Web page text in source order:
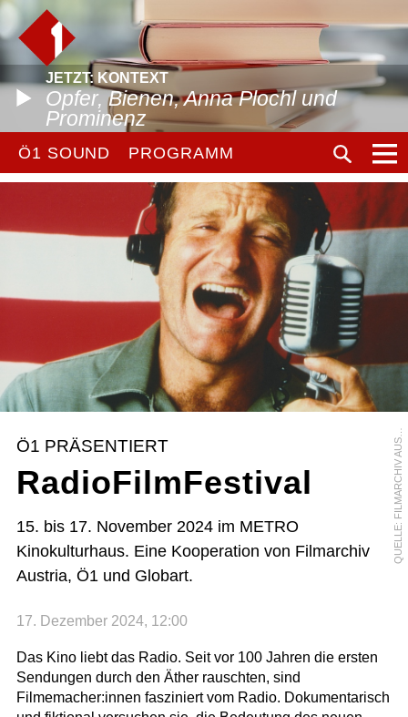
JETZT: KONTEXT
Opfer, Bienen, Anna Plochl und
Prominenz
Ö1 SOUND PROGRAMM
Q
U
E
L
L
E
:
F
I
L
M
A
R
C
H
I
V
A
U
S
T
R
I
A
Ö1 PRÄSENTIERT
RadioFilmFestival
15. bis 17. November 2024 im METRO
Kinokulturhaus. Eine Kooperation von Filmarchiv
Austria, Ö1 und Globart.
17. Dezember 2024, 12:00
Das Kino liebt das Radio. Seit vor 100 Jahren die ersten
Sendungen durch den Äther rauschten, sind
Filmemacher:innen fasziniert vom Radio. Dokumentarisch